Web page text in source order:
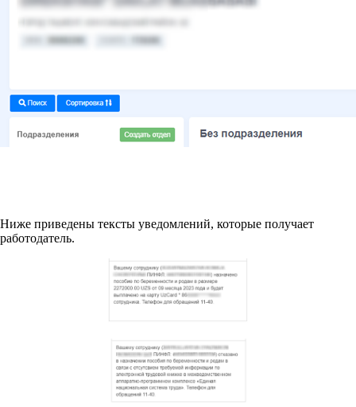
Ниже приведены тексты уведомлений, которые получает
работодатель.